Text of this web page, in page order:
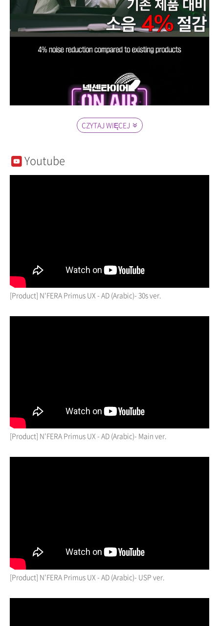
CZYTAJ WIĘCEJ
Youtube
[Product] N'FERA Primus UX - AD (Arabic)- 30s ver.
[Product] N'FERA Primus UX - AD (Arabic)- Main ver.
[Product] N'FERA Primus UX - AD (Arabic)- USP ver.